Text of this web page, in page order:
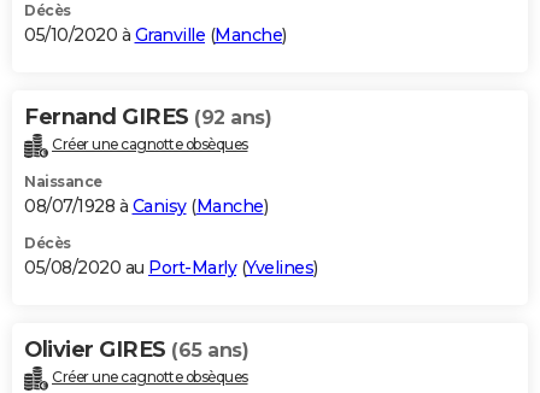
Décès
05/10/2020 à Granville (Manche)
Fernand GIRES (92 ans)
Créer une cagnotte obsèques
Naissance
08/07/1928 à Canisy(Manche)
Décès
05/08/2020 au Port-Marly(Yvelines)
Olivier GIRES (65 ans)
Créer une cagnotte obsèques